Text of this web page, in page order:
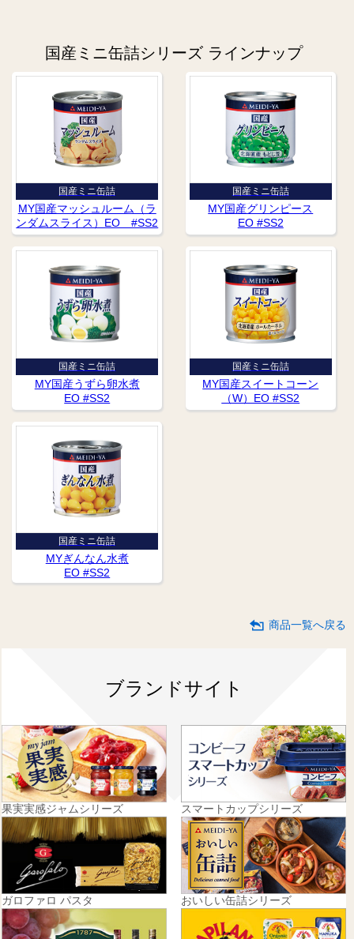
国産ミニ缶詰シリーズ ラインナップ
国産ミニ缶詰
MY国産マッシュルーム（ラ
ンダムスライス）EO #SS2
国産ミニ缶詰
MY国産グリンピース
EO #SS2
国産ミニ缶詰
MY国産うずら卵水煮
EO #SS2
国産ミニ缶詰
MY国産スイートコーン
（W）EO #SS2
国産ミニ缶詰
MYぎんなん水煮
EO #SS2
商品一覧へ戻る
ブランドサイト
果実実感ジャムシリーズ スマートカップシリーズ
ガロファロ パスタ おいしい缶詰シリーズ